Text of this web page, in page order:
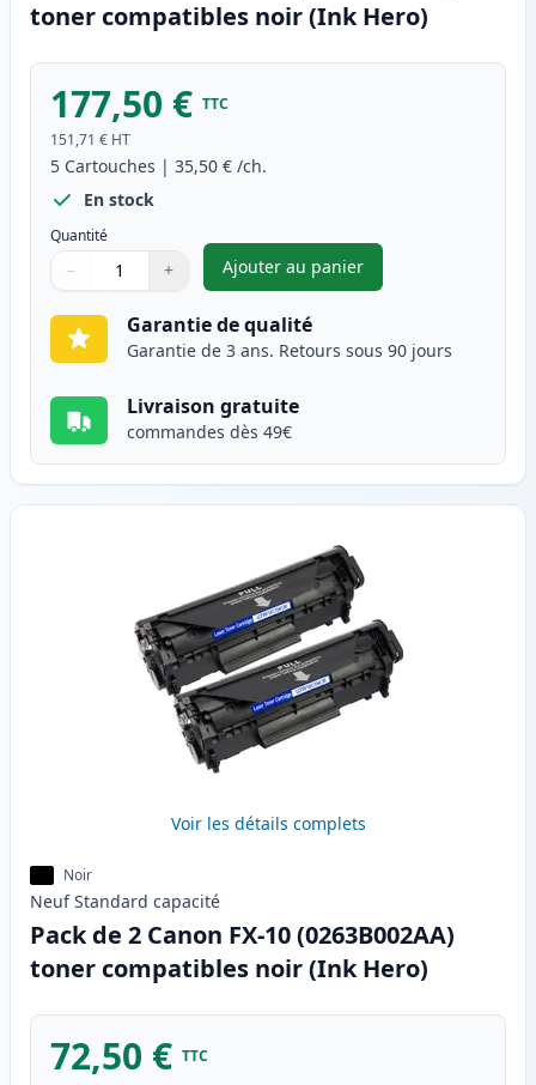
toner compatibles noir (Ink Hero)
177,50 € TTC
151,71 € HT
5 Cartouches | 35,50 € /ch.
En stock
Quantité
Quantité
Utilisez les boutons pour ajuster
− +
Quantité
Ajouter au panier
,Pack de 5 Canon FX-10
Garantie de qualité
Garantie de 3 ans. Retours sous 90 jours
Livraison gratuite
commandes dès 49€
Voir les détails complets
Noir
Neuf Standard capacité
Pack de 2 Canon FX-10 (0263B002AA)
toner compatibles noir (Ink Hero)
72,50 € TTC